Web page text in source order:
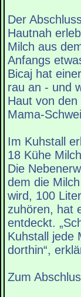
Der
Hautnah
Milch aus
Anfangs
Bicaj hat
rau an - und
Haut von
Mama-
Im Kuhstall
18 Kühe
Die
dem die
wird, 100
zuhören, hat
entdeckt.
Kuhstall jede
dorthin“,
Zum